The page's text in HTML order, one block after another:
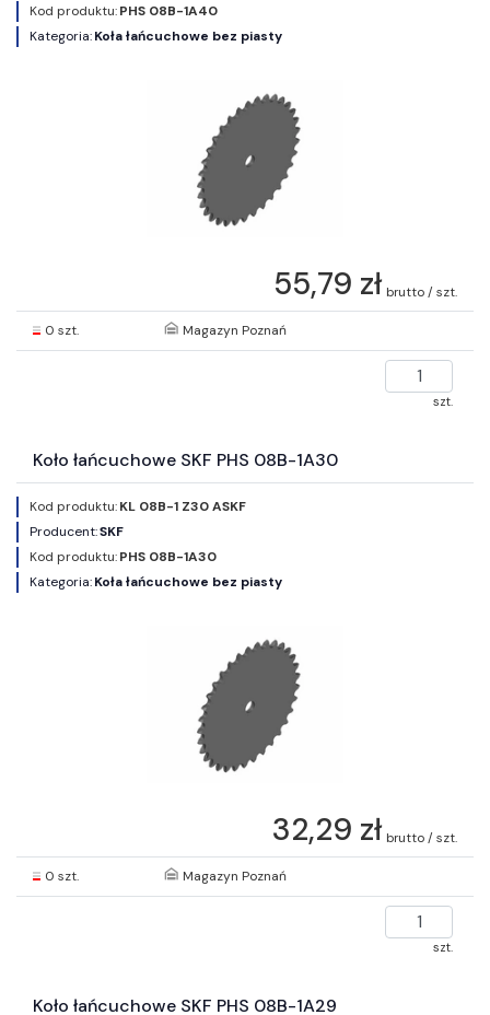
Kod produktu:PHS 08B-1A40
Kategoria:Koła łańcuchowe bez piasty
55,79 zł brutto / szt.
0 szt. Magazyn Poznań
szt.
Koło łańcuchowe SKF PHS 08B-1A30
Kod produktu:KL 08B-1 Z30 ASKF
Producent:SKF
Kod produktu:PHS 08B-1A30
Kategoria:Koła łańcuchowe bez piasty
32,29 zł brutto / szt.
0 szt. Magazyn Poznań
szt.
Koło łańcuchowe SKF PHS 08B-1A29